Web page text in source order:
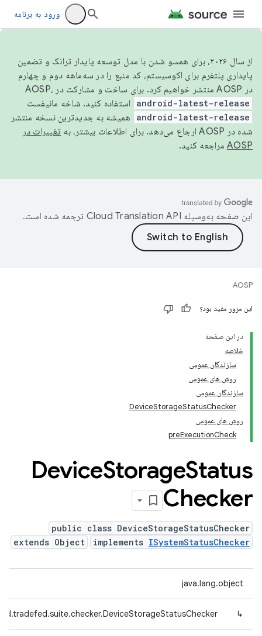
ورود به برنامه
از سال ۲۰۲۶، برای همسو شدن با مدل توسعه پایدار ترانک و تضمین
پایداری پلتفرم برای اکوسیستم، کد منبع را در سه‌ماهه دوم و چهارم
در AOSP منتشر خواهیم کرد. برای ساخت و مشارکت در AOSP،
android-latest-release استفاده کنید. شاخه مانیفست
android-latest-release
همیشه به جدیدترین نسخه منتشر
شده در AOSP ارجاع می‌دهد. برای اطلاعات بیشتر، به
تغییرات در
AOSP مراجعه کنید.
این صفحه به‌وسیله ترجمه شده است.
AOSP
این مرور مفید بود؟
در این صفحه
خلاصه
سازندگان عمومی
روش های عمومی
سازندگان عمومی
DeviceStorageStatusChecker
روش های عمومی
preExecutionCheck
DeviceStorageStatus
Checker
public class DeviceStorageStatusChecker
extends Object
implements ISystemStatusChecker
java.lang.object
↳